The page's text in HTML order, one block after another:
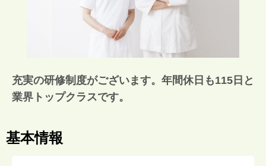
充実の研修制度がございます。年間休日も115日と
業界トップクラスです。
基本情報